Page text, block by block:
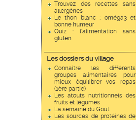
Trouvez des recettes sans
allergènes !
Le thon blanc : oméga3 et
bonne humeur
Quiz : l'alimentation sans
gluten
Les dossiers du village
Connaître les différents
groupes alimentaires pour
mieux équilibrer vos repas
(1ère partie)
Les atouts nutritionnels des
fruits et légumes
La semaine du Goût
Les sources de protéines de